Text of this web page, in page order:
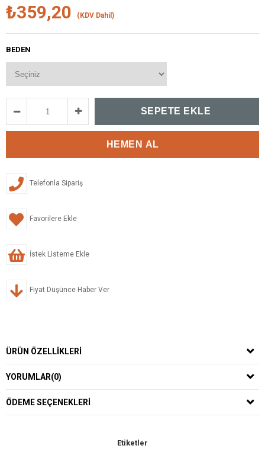
₺359,20 (KDV Dahil)
BEDEN
Telefonla Sipariş
Favorilere Ekle
İstek Listeme Ekle
Fiyat Düşünce Haber Ver
ÜRÜN ÖZELLIKLERI
YORUMLAR(0)
ÖDEME SEÇENEKLERI
Etiketler